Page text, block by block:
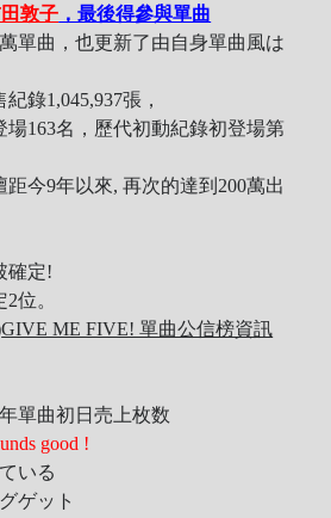
敦子 ，最後得參與單曲
單曲，也更新了由自身單曲風は
錄1,045,937張，
場163名，歷代初動紀錄初登場第
今9年以來, 再次的達到200萬出
確定!
位。
GIVE ME FIVE! 單曲公信榜資訊
單曲初日売上枚数
good !
いる
ゲット